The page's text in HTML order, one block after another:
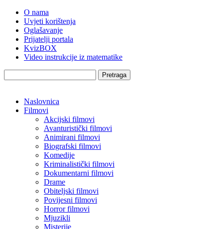
O nama
Uvjeti korištenja
Oglašavanje
Prijatelji portala
KvizBOX
Video instrukcije iz matematike
Pretraga
Naslovnica
Filmovi
Akcijski filmovi
Avanturistički filmovi
Animirani filmovi
Biografski filmovi
Komedije
Kriminalistički filmovi
Dokumentarni filmovi
Drame
Obiteljski filmovi
Povijesni filmovi
Horror filmovi
Mjuzikli
Misterije